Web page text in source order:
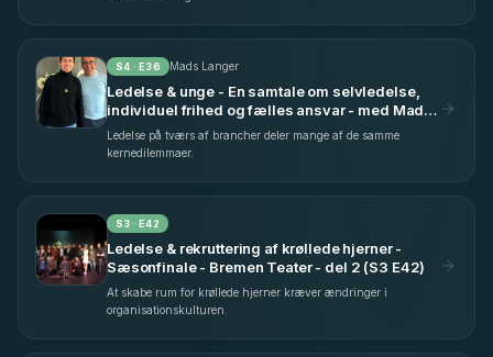
S4 · E36 Mads Langer
Ledelse & unge - En samtale om selvledelse,
individuel frihed og fælles ansvar - med Mads
Langer (S4 E36)
Ledelse på tværs af brancher deler mange af de samme
kernedilemmaer.
S3 · E42
Ledelse & rekruttering af krøllede hjerner -
Sæsonfinale - Bremen Teater - del 2 (S3 E42)
At skabe rum for krøllede hjerner kræver ændringer i
organisationskulturen.